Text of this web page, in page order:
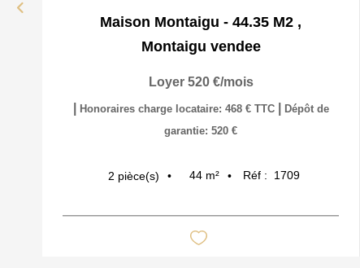
Maison Montaigu - 44.35 M2 ,
Montaigu vendee
Loyer 520 €/mois
Honoraires charge locataire: 468 € TTC
Dépôt de
garantie: 520 €
2 pièce(s) 44 m² Réf : 1709